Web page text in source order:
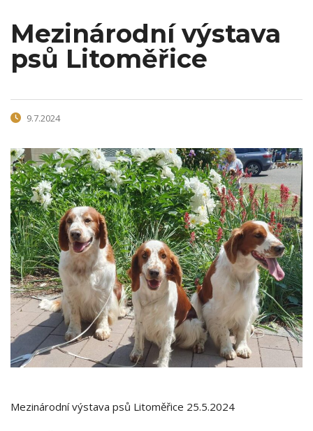
Mezinárodní výstava
psů Litoměřice
9.7.2024
Mezinárodní výstava psů Litoměřice 25.5.2024